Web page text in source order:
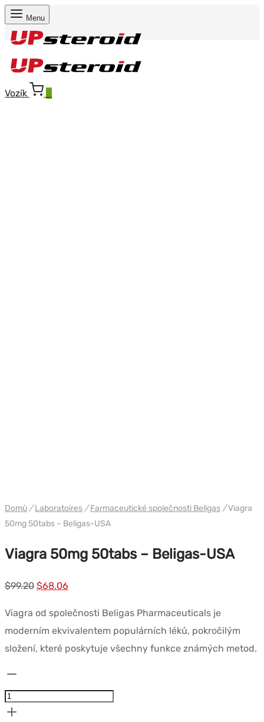
Menu
Vozík
Domů / Laboratoires / Farmaceutické společnosti Beligas /Viagra
50mg 50tabs – Beligas-USA
Viagra 50mg 50tabs – Beligas-USA
$99.20 Původní
byla:
$68.06
Viagra od společnosti Beligas Pharmaceuticals je
moderním ekvivalentem populárních léků, pokročilým
složení, které poskytuje všechny funkce známých metod.
Viagra